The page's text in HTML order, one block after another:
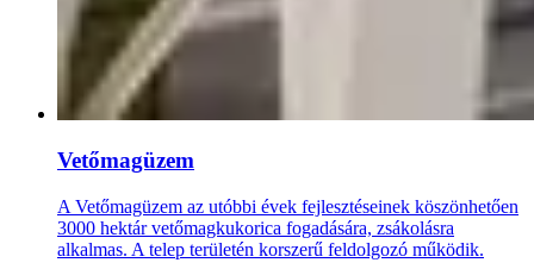
Vetőmagüzem
A Vetőmagüzem az utóbbi évek fejlesztéseinek köszönhetően
3000 hektár vetőmagkukorica fogadására, zsákolásra
alkalmas. A telep területén korszerű feldolgozó működik.